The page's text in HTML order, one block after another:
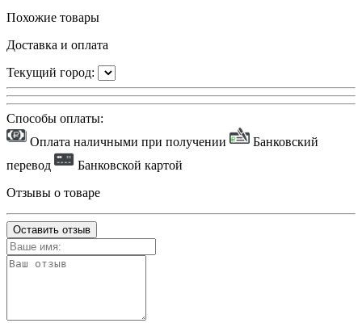
Похожие товары
Доставка и оплата
Текущий город:
Способы оплаты:
Оплата наличными при получении
Банковский
перевод
Банковской картой
Отзывы о товаре
Оставить отзыв